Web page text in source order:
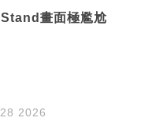
畫面極尷尬
2026